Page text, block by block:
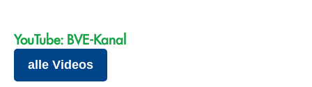
YouTube: BVE-Kanal
alle Videos